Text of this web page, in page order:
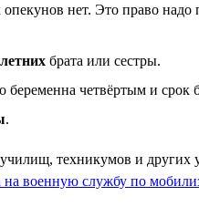
опекунов нет. Это право
брата или сестры.
беременна четвёртым и срок
.
техникумов и других
на военную службу по